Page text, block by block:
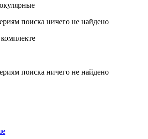
поиска ничего не найдено
поиска ничего не найдено